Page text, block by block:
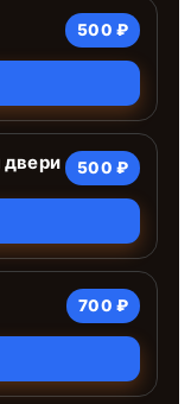
500 ₽
двери 500 ₽
700 ₽